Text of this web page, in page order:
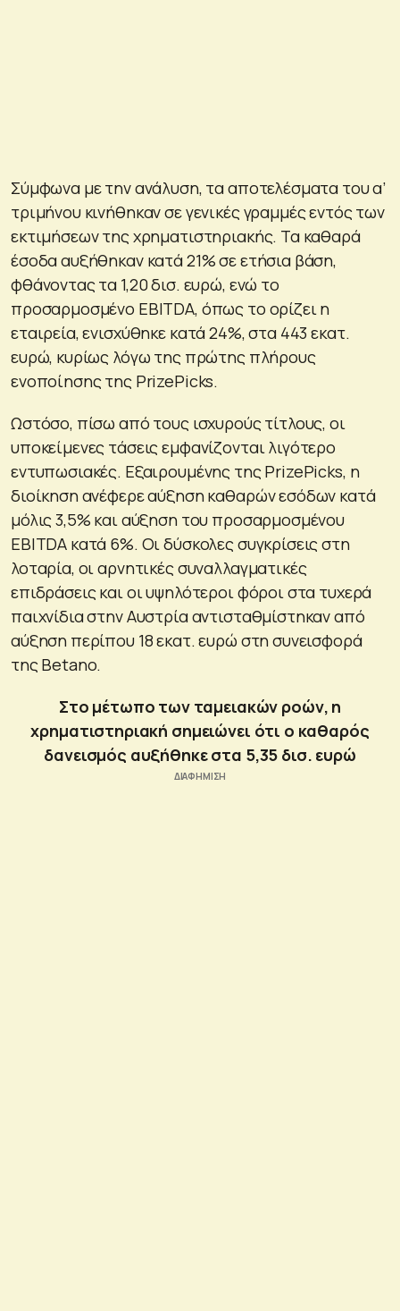
Σύμφωνα με την ανάλυση, τα αποτελέσματα του α’
τριμήνου κινήθηκαν σε γενικές γραμμές εντός των
εκτιμήσεων της χρηματιστηριακής. Τα καθαρά
έσοδα αυξήθηκαν κατά 21% σε ετήσια βάση,
φθάνοντας τα 1,20 δισ. ευρώ, ενώ το
προσαρμοσμένο EBITDA, όπως το ορίζει η
εταιρεία, ενισχύθηκε κατά 24%, στα 443 εκατ.
ευρώ, κυρίως λόγω της πρώτης πλήρους
ενοποίησης της PrizePicks.
Ωστόσο, πίσω από τους ισχυρούς τίτλους, οι
υποκείμενες τάσεις εμφανίζονται λιγότερο
εντυπωσιακές. Εξαιρουμένης της PrizePicks, η
διοίκηση ανέφερε αύξηση καθαρών εσόδων κατά
μόλις 3,5% και αύξηση του προσαρμοσμένου
EBITDA κατά 6%. Οι δύσκολες συγκρίσεις στη
λοταρία, οι αρνητικές συναλλαγματικές
επιδράσεις και οι υψηλότεροι φόροι στα τυχερά
παιχνίδια στην Αυστρία αντισταθμίστηκαν από
αύξηση περίπου 18 εκατ. ευρώ στη συνεισφορά
της Betano.
Στο μέτωπο των ταμειακών ροών, η
χρηματιστηριακή σημειώνει ότι ο καθαρός
δανεισμός αυξήθηκε στα 5,35 δισ. ευρώ